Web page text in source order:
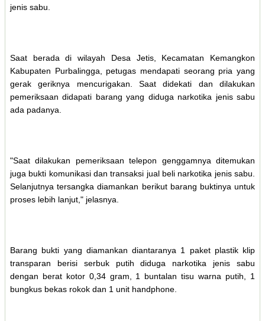
jenis sabu.
Saat berada di wilayah Desa Jetis, Kecamatan Kemangkon
Kabupaten Purbalingga, petugas mendapati seorang pria yang
gerak geriknya mencurigakan. Saat didekati dan dilakukan
pemeriksaan didapati barang yang diduga narkotika jenis sabu
ada padanya.
"Saat dilakukan pemeriksaan telepon genggamnya ditemukan
juga bukti komunikasi dan transaksi jual beli narkotika jenis sabu.
Selanjutnya tersangka diamankan berikut barang buktinya untuk
proses lebih lanjut," jelasnya.
Barang bukti yang diamankan diantaranya 1 paket plastik klip
transparan berisi serbuk putih diduga narkotika jenis sabu
dengan berat kotor 0,34 gram, 1 buntalan tisu warna putih, 1
bungkus bekas rokok dan 1 unit handphone.